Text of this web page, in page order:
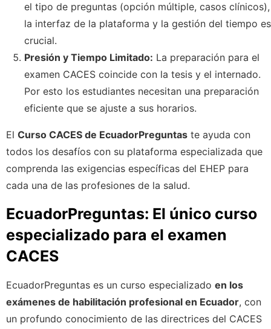
el tipo de preguntas (opción múltiple, casos clínicos),
la interfaz de la plataforma y la gestión del tiempo es
crucial.
Presión y Tiempo Limitado: La preparación para el
examen CACES coincide con la tesis y el internado.
Por esto los estudiantes necesitan una preparación
eficiente que se ajuste a sus horarios.
El Curso CACES de EcuadorPreguntas te ayuda con
todos los desafíos con su plataforma especializada que
comprenda las exigencias específicas del EHEP para
cada una de las profesiones de la salud.
EcuadorPreguntas: El único curso
especializado para el examen
CACES
EcuadorPreguntas es un curso especializado en los
exámenes de habilitación profesional en Ecuador, con
un profundo conocimiento de las directrices del CACES